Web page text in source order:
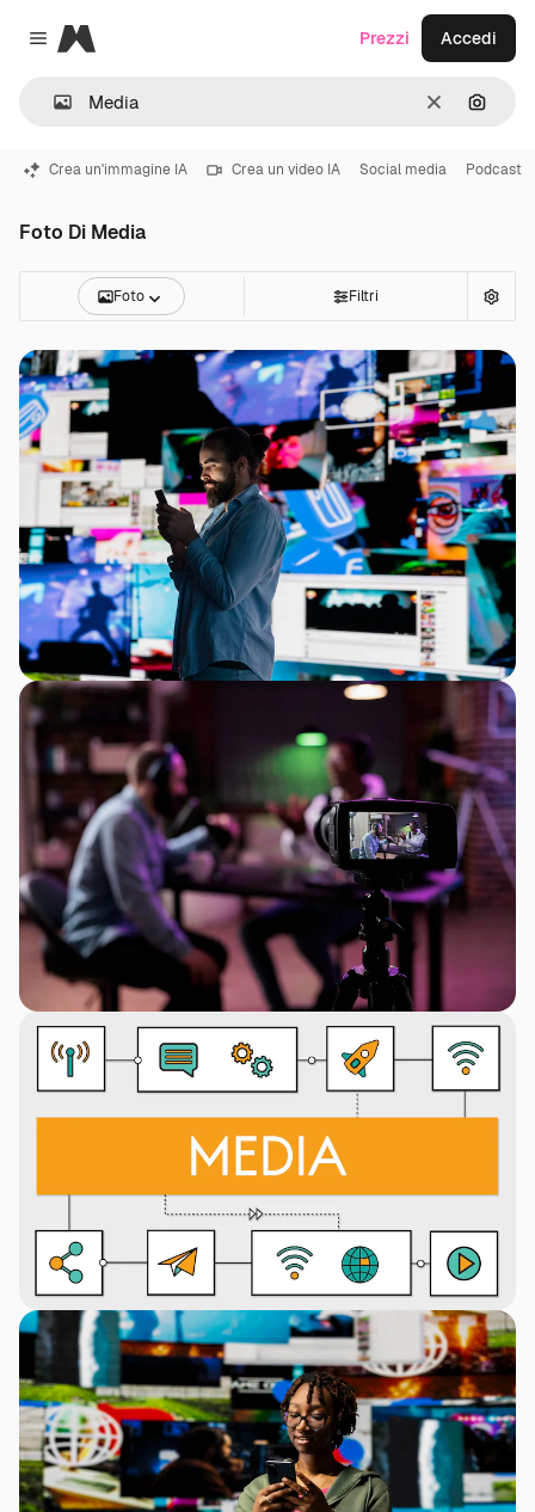
Close menu
Magnific
CancellaCerca
Prezzi Accedi
Crea un'immagine IA Crea un video IA Social media Podcast
Foto Di Media
Foto Filtri